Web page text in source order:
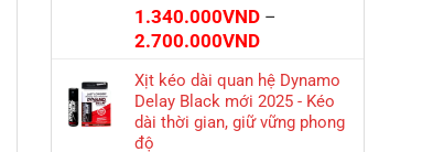
Được xếp
hạng4.81
5 sao
1.340.000VND –
2.700.000VNDKhoảng
từ
1.340.000VND
đến
Xịt kéo dài quan hệ Dynamo
Delay Black mới 2025 - Kéo
dài thời gian, giữ vững phong
độ